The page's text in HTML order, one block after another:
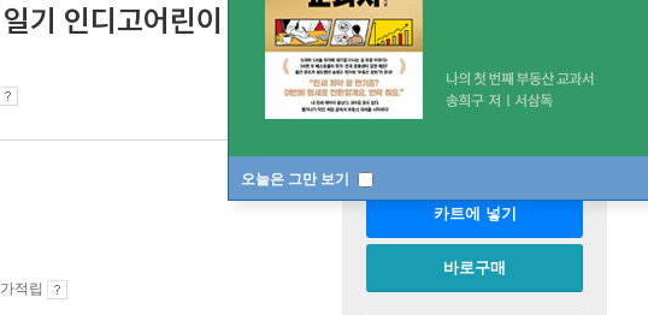
오늘은 그만 보기
기 인디고어린이 (일기장, 초등, 2개월)
적립
판매중
카트에 넣기
바로구매